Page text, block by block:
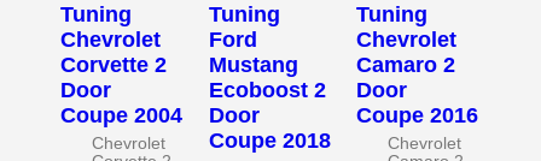
Tuning
Chevrolet
Corvette 2
Door
Coupe 2004
Chevrolet
Tuning
Ford
Mustang
Ecoboost 2
Door
Coupe 2018
Tuning
Chevrolet
Camaro 2
Door
Coupe 2016
Chevrolet